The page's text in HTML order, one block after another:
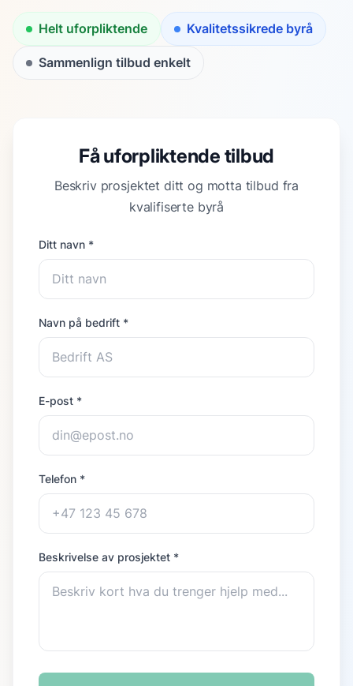
Helt uforpliktende Kvalitetssikrede byrå
Sammenlign tilbud enkelt
Få uforpliktende tilbud
Beskriv prosjektet ditt og motta tilbud fra
kvalifiserte byrå
Ditt navn *
Navn på bedrift *
E-post *
Telefon *
Beskrivelse av prosjektet *